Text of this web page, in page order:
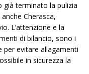
già terminato la pulizia
Cherasca,
L’attenzione e la
di bilancio, sono i
evitare allagamenti
in sicurezza la